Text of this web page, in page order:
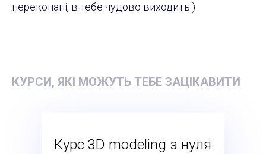
переконані, в тебе чудово виходить:)
КУРСИ, ЯКІ МОЖУТЬ ТЕБЕ ЗАЦІКАВИТИ
Курс 3D modeling з нуля